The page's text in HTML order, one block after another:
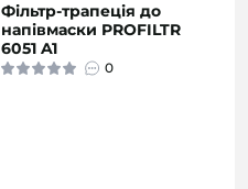
Фільтр-трапеція до
напівмаски PROFILTR
6051 A1
0